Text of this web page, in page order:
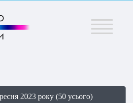
Меню
2023 року (50 усього)